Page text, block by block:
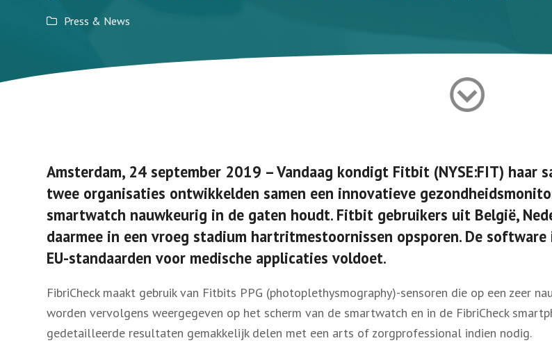
Press & News
Amsterdam, 24 september 2019 – Vandaag kondigt Fitbit (NYSE:FIT) haar
twee organisaties ontwikkelden samen een innovatieve
smartwatch nauwkeurig in de gaten houdt. Fitbit gebruikers uit België,
daarmee in een vroeg stadium hartritmestoornissen opsporen. De
EU-standaarden voor medische applicaties voldoet.
FibriCheck maakt gebruik van Fitbits PPG (photoplethysmography)-sensoren die op een zeer
worden vervolgens weergegeven op het scherm van de smartwatch en in de FibriCheck
gedetailleerde resultaten gemakkelijk delen met een arts of zorgprofessional indien nodig.